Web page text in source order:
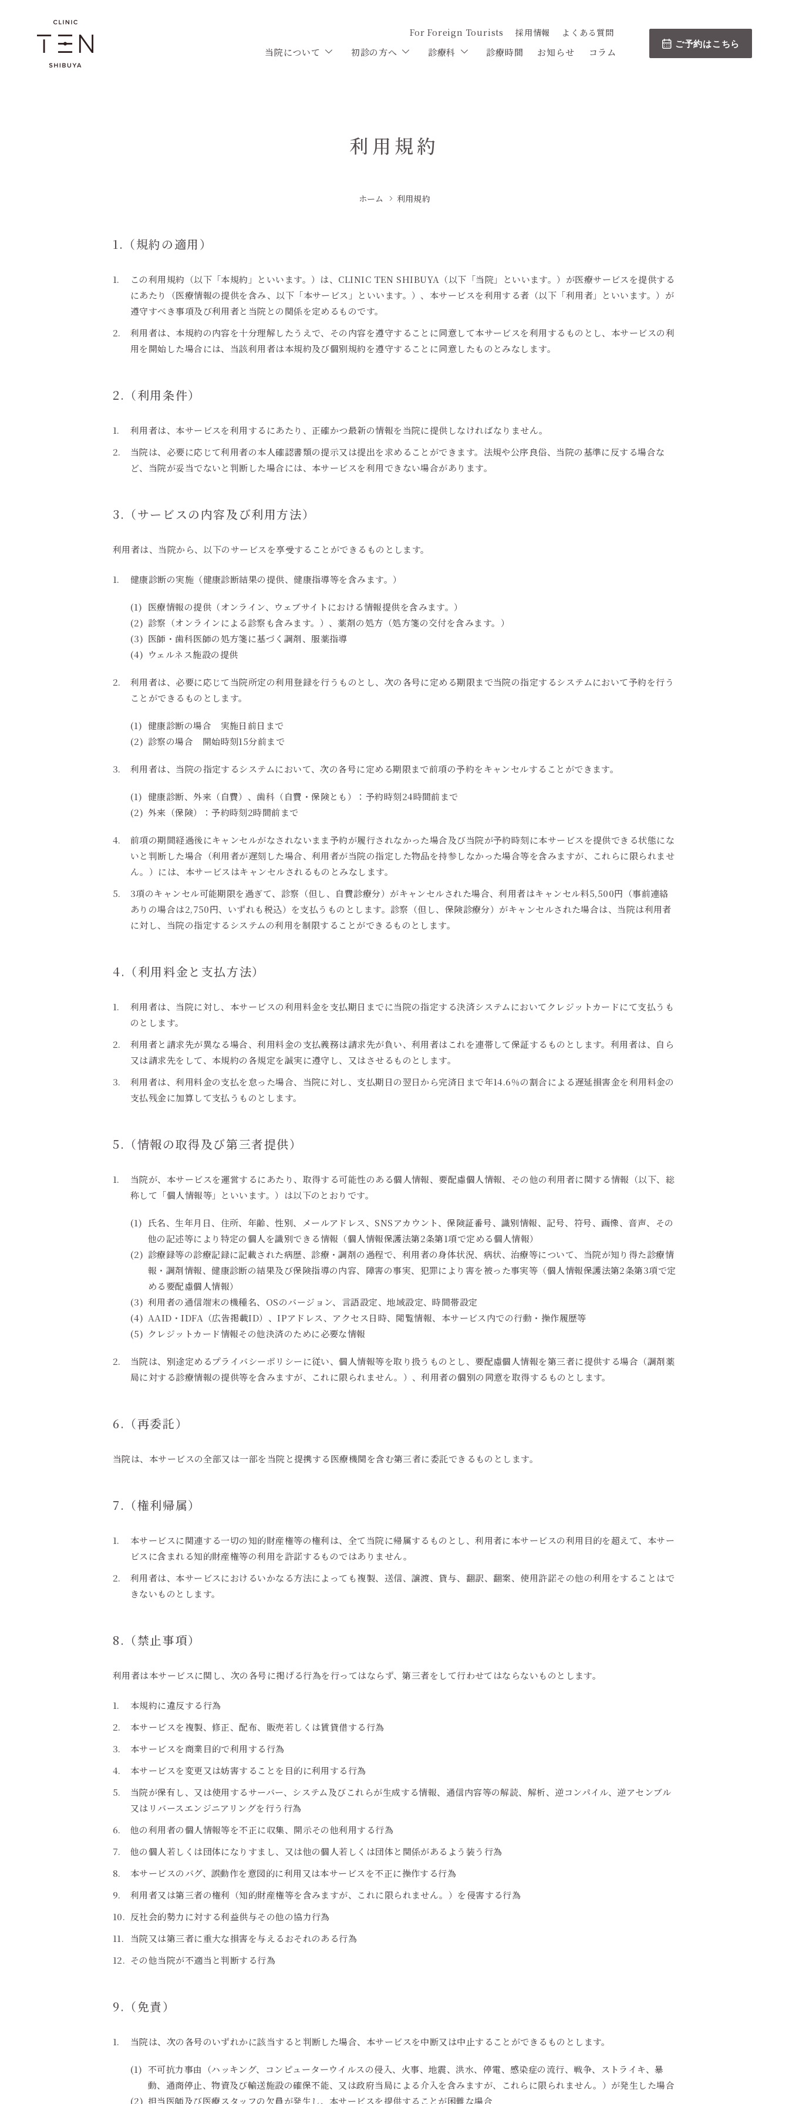
For Foreign Tourists 採用情報 よくある質問
当院について 初診の方へ 診療科 診療時間 お知らせ コラム
ご予約はこちら
利用規約
ホーム 利用規約
1.（規約の適用）
この利用規約（以下「本規約」といいます。）は、CLINIC TEN SHIBUYA（以下「当院」といいます。）が医療サービスを提供する
にあたり（医療情報の提供を含み、以下「本サービス」といいます。）、本サービスを利用する者（以下「利用者」といいます。）が
遵守すべき事項及び利用者と当院との関係を定めるものです。
利用者は、本規約の内容を十分理解したうえで、その内容を遵守することに同意して本サービスを利用するものとし、本サービスの利
用を開始した場合には、当該利用者は本規約及び個別規約を遵守することに同意したものとみなします。
2.（利用条件）
利用者は、本サービスを利用するにあたり、正確かつ最新の情報を当院に提供しなければなりません。
当院は、必要に応じて利用者の本人確認書類の提示又は提出を求めることができます。法規や公序良俗、当院の基準に反する場合な
ど、当院が妥当でないと判断した場合には、本サービスを利用できない場合があります。
3.（サービスの内容及び利用方法）
利用者は、当院から、以下のサービスを享受することができるものとします。
健康診断の実施（健康診断結果の提供、健康指導等を含みます。）
医療情報の提供（オンライン、ウェブサイトにおける情報提供を含みます。）
診察（オンラインによる診察も含みます。）、薬剤の処方（処方箋の交付を含みます。）
医師・歯科医師の処方箋に基づく調剤、服薬指導
ウェルネス施設の提供
利用者は、必要に応じて当院所定の利用登録を行うものとし、次の各号に定める期限まで当院の指定するシステムにおいて予約を行う
ことができるものとします。
健康診断の場合 実施日前日まで
診察の場合 開始時刻15分前まで
利用者は、当院の指定するシステムにおいて、次の各号に定める期限まで前項の予約をキャンセルすることができます。
健康診断、外来（自費）、歯科（自費・保険とも）：予約時刻24時間前まで
外来（保険）：予約時刻2時間前まで
前項の期間経過後にキャンセルがなされないまま予約が履行されなかった場合及び当院が予約時刻に本サービスを提供できる状態にな
いと判断した場合（利用者が遅刻した場合、利用者が当院の指定した物品を持参しなかった場合等を含みますが、これらに限られませ
ん。）には、本サービスはキャンセルされるものとみなします。
3項のキャンセル可能期限を過ぎて、診察（但し、自費診療分）がキャンセルされた場合、利用者はキャンセル料5,500円（事前連絡
ありの場合は2,750円、いずれも税込）を支払うものとします。診察（但し、保険診療分）がキャンセルされた場合は、当院は利用者
に対し、当院の指定するシステムの利用を制限することができるものとします。
4.（利用料金と支払方法）
利用者は、当院に対し、本サービスの利用料金を支払期日までに当院の指定する決済システムにおいてクレジットカードにて支払うも
のとします。
利用者と請求先が異なる場合、利用料金の支払義務は請求先が負い、利用者はこれを連帯して保証するものとします。利用者は、自ら
又は請求先をして、本規約の各規定を誠実に遵守し、又はさせるものとします。
利用者は、利用料金の支払を怠った場合、当院に対し、支払期日の翌日から完済日まで年14.6％の割合による遅延損害金を利用料金の
支払残金に加算して支払うものとします。
5.（情報の取得及び第三者提供）
当院が、本サービスを運営するにあたり、取得する可能性のある個人情報、要配慮個人情報、その他の利用者に関する情報（以下、総
称して「個人情報等」といいます。）は以下のとおりです。
氏名、生年月日、住所、年齢、性別、メールアドレス、SNSアカウント、保険証番号、識別情報、記号、符号、画像、音声、その
他の記述等により特定の個人を識別できる情報（個人情報保護法第2条第1項で定める個人情報）
診療録等の診療記録に記載された病歴、診療・調剤の過程で、利用者の身体状況、病状、治療等について、当院が知り得た診療情
報・調剤情報、健康診断の結果及び保険指導の内容、障害の事実、犯罪により害を被った事実等（個人情報保護法第2条第3項で定
める要配慮個人情報）
利用者の通信端末の機種名、OSのバージョン、言語設定、地域設定、時間帯設定
AAID・IDFA（広告掲載ID）、IPアドレス、アクセス日時、閲覧情報、本サービス内での行動・操作履歴等
クレジットカード情報その他決済のために必要な情報
当院は、別途定めるプライバシーポリシーに従い、個人情報等を取り扱うものとし、要配慮個人情報を第三者に提供する場合（調剤薬
局に対する診療情報の提供等を含みますが、これに限られません。）、利用者の個別の同意を取得するものとします。
6.（再委託）
当院は、本サービスの全部又は一部を当院と提携する医療機関を含む第三者に委託できるものとします。
7.（権利帰属）
本サービスに関連する一切の知的財産権等の権利は、全て当院に帰属するものとし、利用者に本サービスの利用目的を超えて、本サー
ビスに含まれる知的財産権等の利用を許諾するものではありません。
利用者は、本サービスにおけるいかなる方法によっても複製、送信、譲渡、貸与、翻訳、翻案、使用許諾その他の利用をすることはで
きないものとします。
8.（禁止事項）
利用者は本サービスに関し、次の各号に掲げる行為を行ってはならず、第三者をして行わせてはならないものとします。
本規約に違反する行為
本サービスを複製、修正、配布、販売若しくは賃貸借する行為
本サービスを商業目的で利用する行為
本サービスを変更又は妨害することを目的に利用する行為
当院が保有し、又は使用するサーバー、システム及びこれらが生成する情報、通信内容等の解読、解析、逆コンパイル、逆アセンブル
又はリバースエンジニアリングを行う行為
他の利用者の個人情報等を不正に収集、開示その他利用する行為
他の個人若しくは団体になりすまし、又は他の個人若しくは団体と関係があるよう装う行為
本サービスのバグ、誤動作を意図的に利用又は本サービスを不正に操作する行為
利用者又は第三者の権利（知的財産権等を含みますが、これに限られません。）を侵害する行為
反社会的勢力に対する利益供与その他の協力行為
当院又は第三者に重大な損害を与えるおそれのある行為
その他当院が不適当と判断する行為
9.（免責）
当院は、次の各号のいずれかに該当すると判断した場合、本サービスを中断又は中止することができるものとします。
不可抗力事由（ハッキング、コンピューターウイルスの侵入、火事、地震、洪水、停電、感染症の流行、戦争、ストライキ、暴
動、通商停止、物資及び輸送施設の確保不能、又は政府当局による介入を含みますが、これらに限られません。）が発生した場合
担当医師及び医療スタッフの欠員が発生し、本サービスを提供することが困難な場合